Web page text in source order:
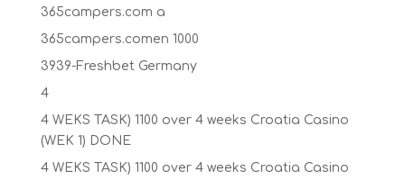
365campers.com a
365campers.comen 1000
3939-Freshbet Germany
4
4 WEKS TASK) 1100 over 4 weeks Croatia Casino
(WEK 1) DONE
4 WEKS TASK) 1100 over 4 weeks Croatia Casino